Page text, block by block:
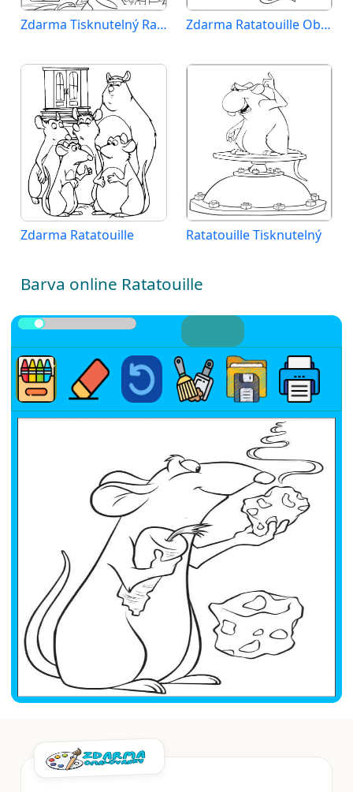
Zdarma Tisknutelný Ratatouille Zdarma Ratatouille Obrázek
Zdarma Ratatouille Ratatouille Tisknutelný
Barva online Ratatouille